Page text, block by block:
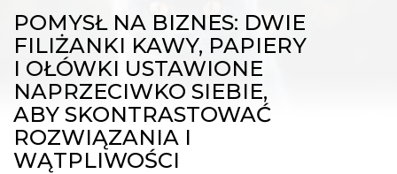
POMYSŁ NA BIZNES: DWIE
FILIŻANKI KAWY, PAPIERY
I OŁÓWKI USTAWIONE
NAPRZECIWKO SIEBIE,
ABY SKONTRASTOWAĆ
ROZWIĄZANIA I
WĄTPLIWOŚCI